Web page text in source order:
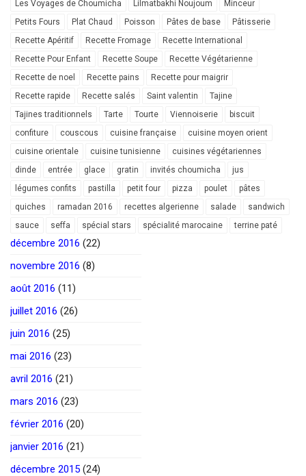
Les Voyages de Choumicha Lilmatbakhi Noujoum
Minceur
Petits Fours
Plat Chaud Poisson Pâtes de base
Pâtisserie
Recette Apéritif
Recette Fromage
Recette International
Recette Pour Enfant
Recette Soupe
Recette Végétarienne
Recette de noel
Recette pains
Recette pour maigrir
Recette rapide
Recette salés Saint valentin
Tajine
Tajines traditionnels
Tarte Tourte Viennoiserie
biscuit
confiture
couscous cuisine française
cuisine moyen orient
cuisine orientale
cuisine tunisienne
cuisines végétariennes
dinde
entrée glace gratin invités choumicha
jus
légumes confits
pastilla petit four pizza poulet
pâtes
quiches
ramadan 2016 recettes algerienne salade
sandwich
sauce
seffa spécial stars spécialité marocaine terrine paté
décembre 2016 (22)
novembre 2016 (8)
août 2016 (11)
juillet 2016 (26)
juin 2016 (25)
mai 2016 (23)
avril 2016 (21)
mars 2016 (23)
février 2016 (20)
janvier 2016 (21)
décembre 2015 (24)